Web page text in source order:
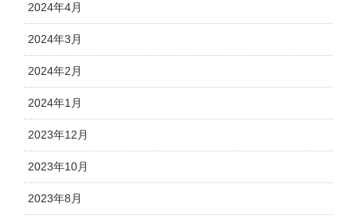
2024年4月
2024年3月
2024年2月
2024年1月
2023年12月
2023年10月
2023年8月